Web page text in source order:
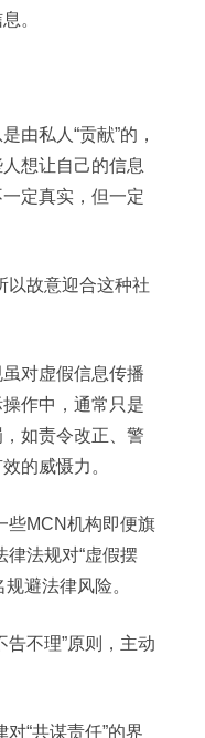
。
私人“贡献”的，
想让自己的信息
定真实，但一定
故意迎合这种社
对虚假信息传播
作中，通常只是
如责令改正、警
的威慑力。
MCN机构即便旗
法规对“虚假摆
避法律风险。
不理”原则，主动
“共谋责任”的界